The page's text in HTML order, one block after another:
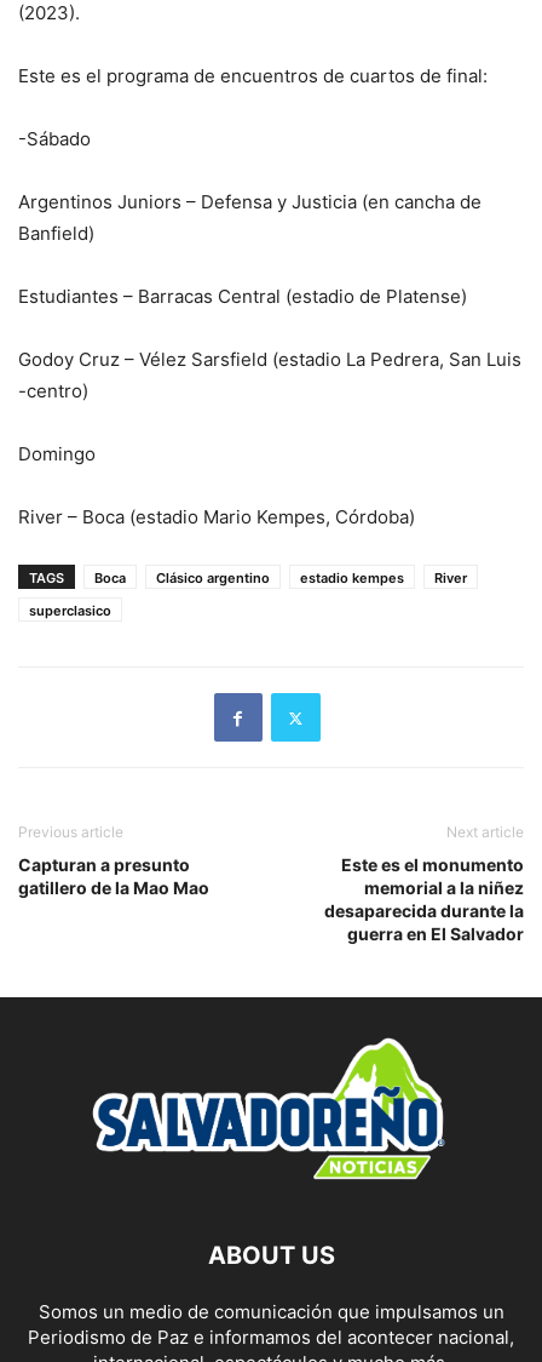
(2023).
Este es el programa de encuentros de cuartos de final:
-Sábado
Argentinos Juniors – Defensa y Justicia (en cancha de
Banfield)
Estudiantes – Barracas Central (estadio de Platense)
Godoy Cruz – Vélez Sarsfield (estadio La Pedrera, San Luis
-centro)
Domingo
River – Boca (estadio Mario Kempes, Córdoba)
TAGS Boca Clásico argentino estadio kempes
River
superclasico
Previous article
Capturan a presunto
gatillero de la Mao Mao
Next article
Este es el monumento
memorial a la niñez
desaparecida durante la
guerra en El Salvador
ABOUT US
Somos un medio de comunicación que impulsamos un
Periodismo de Paz e informamos del acontecer nacional,